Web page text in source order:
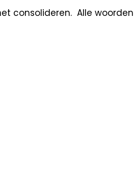
consolideren. Alle